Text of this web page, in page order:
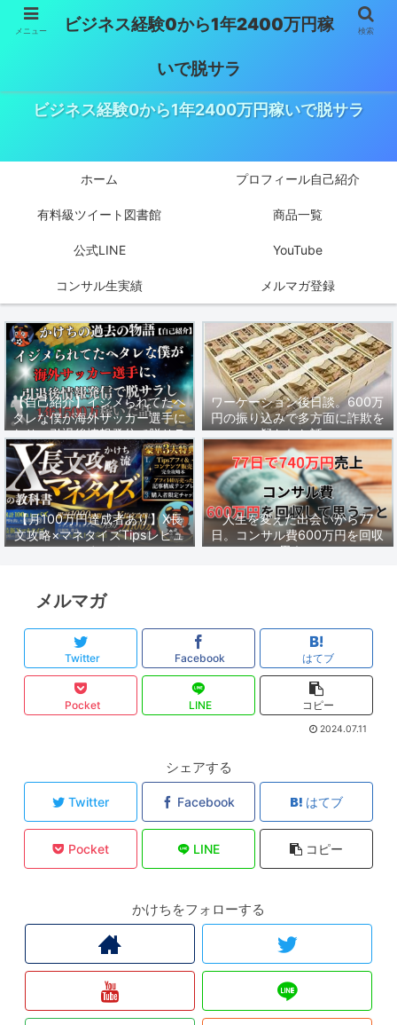
ビジネス経験0から1年2400万円稼いで脱サラ
ホーム プロフィール自己紹介
有料級ツイート図書館 商品一覧
公式LINE YouTube
コンサル生実績 メルマガ登録
【自己紹介】イジメられてたヘ
タレな僕が海外サッカー選手に
なり、引退後情報発信で脱サラ
し1年1500万稼いだ話。
ワーケーション後日談。600万
円の振り込みで多方面に詐欺を
疑われた話。
【月100万円達成者あり】X長
文攻略×マネタイズTipsレビュ
ーまとめ
人生を変えた出会いから77
日。コンサル費600万円を回収
して思うこと。
メルマガ
Twitter Facebook はてブ
Pocket LINE コピー
2024.07.11
シェアする
Twitter Facebook はてブ
Pocket LINE コピー
かけちをフォローする
メニュー ビジネス経験0から1年2400万円稼
いで脱サラ
検索